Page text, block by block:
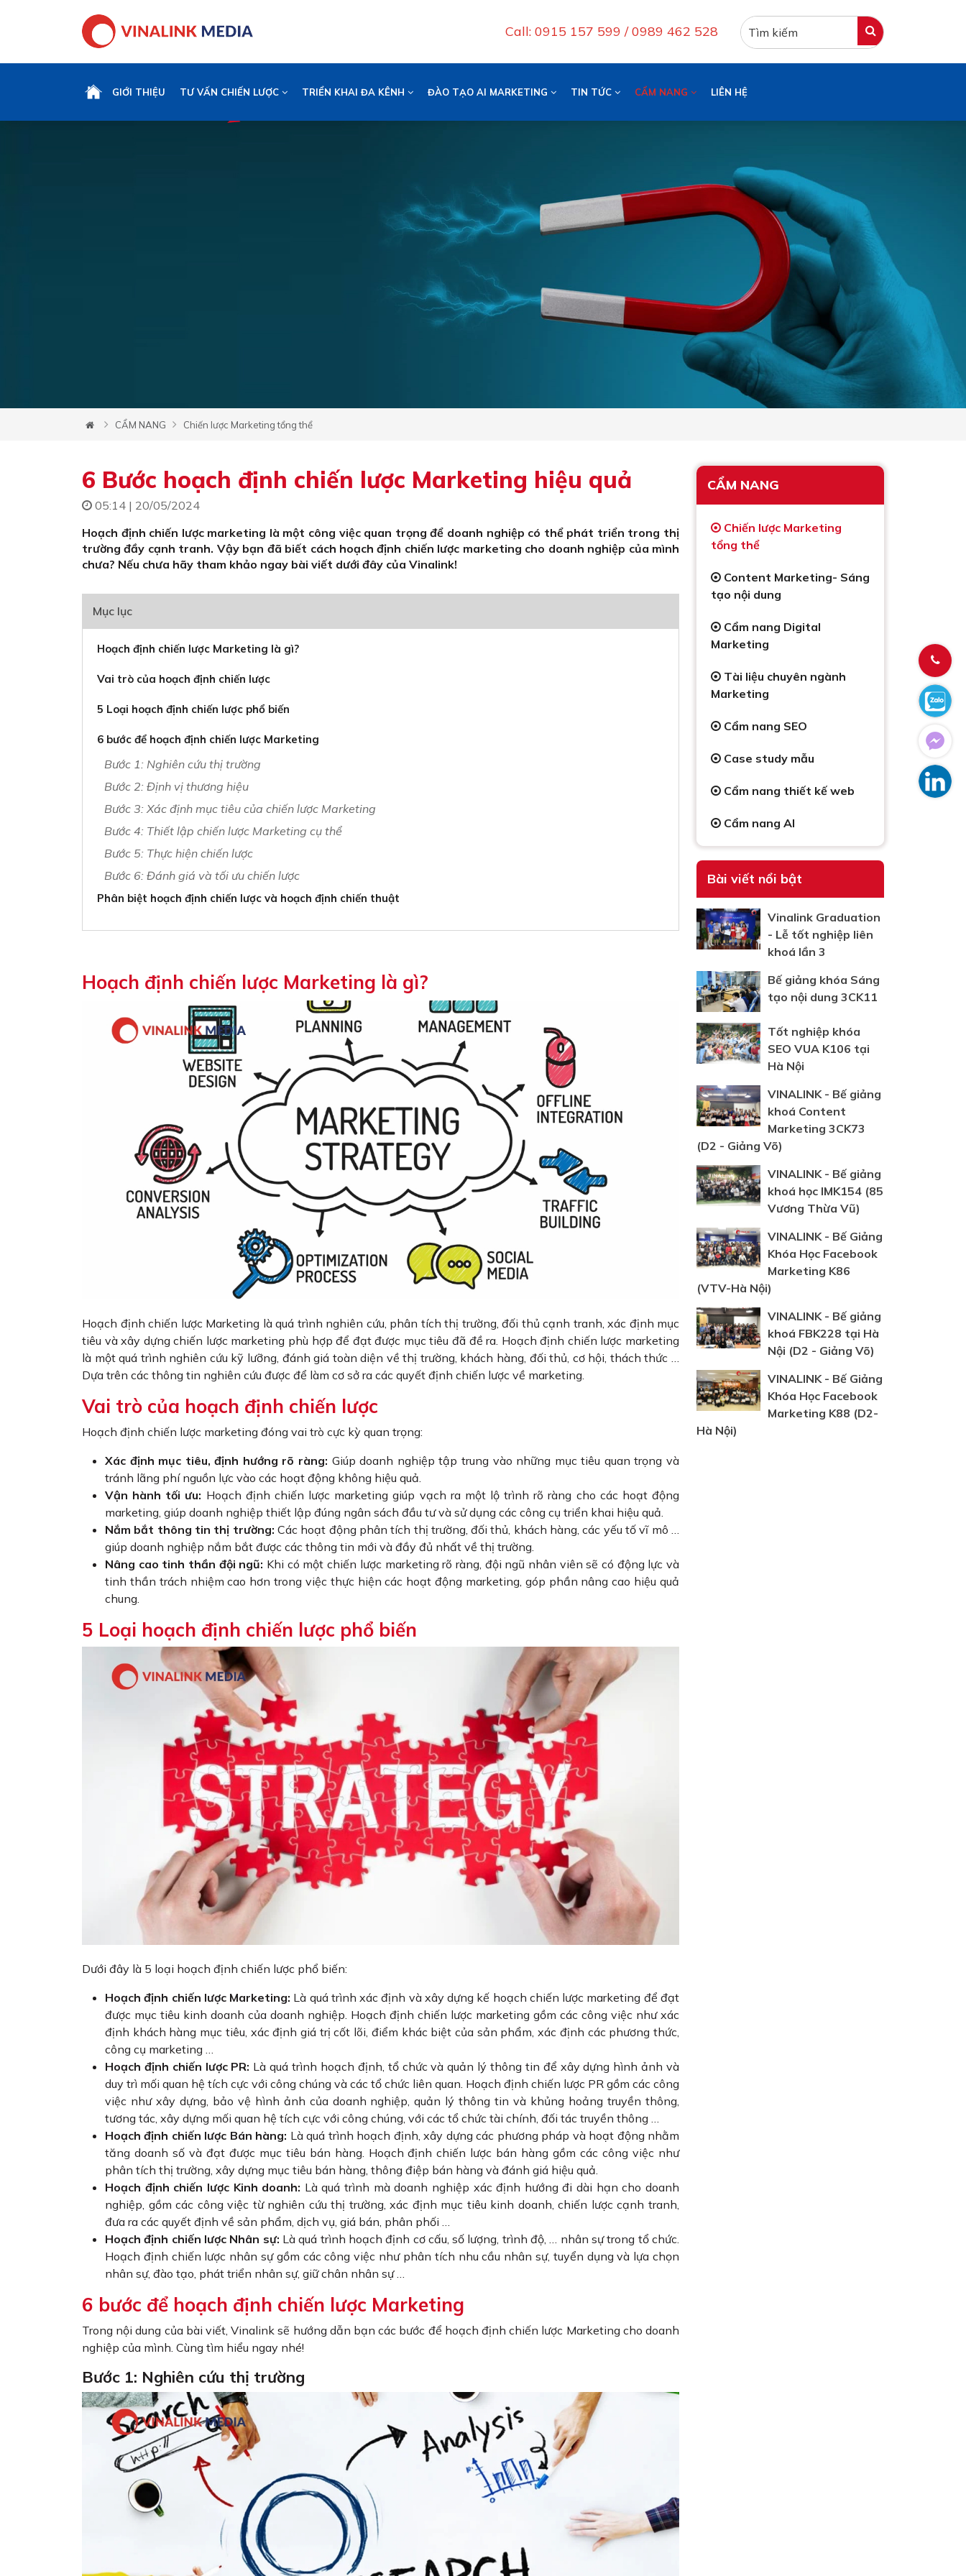
Call: 0915 157 599 / 0989 462 528
GIỚI THIỆU TƯ VẤN CHIẾN LƯỢC TRIỂN KHAI ĐA KÊNH ĐÀO TẠO AI MARKETING TIN TỨC CẨM NANG LIÊN HỆ
CẨM NANG Chiến lược Marketing tổng thể
6 Bước hoạch định chiến lược Marketing hiệu quả
05:14 | 20/05/2024
Hoạch định chiến lược marketing là một công việc quan trọng để doanh nghiệp có thể phát triển trong thị
trường đầy cạnh tranh. Vậy bạn đã biết cách hoạch định chiến lược marketing cho doanh nghiệp của mình
chưa? Nếu chưa hãy tham khảo ngay bài viết dưới đây của Vinalink!
Mục lục
Hoạch định chiến lược Marketing là gì?
Vai trò của hoạch định chiến lược
5 Loại hoạch định chiến lược phổ biến
6 bước để hoạch định chiến lược Marketing
Bước 1: Nghiên cứu thị trường
Bước 2: Định vị thương hiệu
Bước 3: Xác định mục tiêu của chiến lược Marketing
Bước 4: Thiết lập chiến lược Marketing cụ thể
Bước 5: Thực hiện chiến lược
Bước 6: Đánh giá và tối ưu chiến lược
Phân biệt hoạch định chiến lược và hoạch định chiến thuật
Hoạch định chiến lược Marketing là gì?
Hoạch định chiến lược Marketing là quá trình nghiên cứu, phân tích thị trường, đối thủ cạnh tranh, xác định mục
tiêu và xây dựng chiến lược marketing phù hợp để đạt được mục tiêu đã đề ra. Hoạch định chiến lược marketing
là một quá trình nghiên cứu kỹ lưỡng, đánh giá toàn diện về thị trường, khách hàng, đối thủ, cơ hội, thách thức …
Dựa trên các thông tin nghiên cứu được để làm cơ sở ra các quyết định chiến lược về marketing.
Vai trò của hoạch định chiến lược
Hoạch định chiến lược marketing đóng vai trò cực kỳ quan trọng:
Xác định mục tiêu, định hướng rõ ràng: Giúp doanh nghiệp tập trung vào những mục tiêu quan trọng và
tránh lãng phí nguồn lực vào các hoạt động không hiệu quả.
Vận hành tối ưu: Hoạch định chiến lược marketing giúp vạch ra một lộ trình rõ ràng cho các hoạt động
marketing, giúp doanh nghiệp thiết lập đúng ngân sách đầu tư và sử dụng các công cụ triển khai hiệu quả.
Nắm bắt thông tin thị trường: Các hoạt động phân tích thị trường, đối thủ, khách hàng, các yếu tố vĩ mô …
giúp doanh nghiệp nắm bắt được các thông tin mới và đầy đủ nhất về thị trường.
Nâng cao tinh thần đội ngũ: Khi có một chiến lược marketing rõ ràng, đội ngũ nhân viên sẽ có động lực và
tinh thần trách nhiệm cao hơn trong việc thực hiện các hoạt động marketing, góp phần nâng cao hiệu quả
chung.
5 Loại hoạch định chiến lược phổ biến
Dưới đây là 5 loại hoạch định chiến lược phổ biến:
Hoạch định chiến lược Marketing: Là quá trình xác định và xây dựng kế hoạch chiến lược marketing để đạt
được mục tiêu kinh doanh của doanh nghiệp. Hoạch định chiến lược marketing gồm các công việc như xác
định khách hàng mục tiêu, xác định giá trị cốt lõi, điểm khác biệt của sản phẩm, xác định các phương thức,
công cụ marketing …
Hoạch định chiến lược PR: Là quá trình hoạch định, tổ chức và quản lý thông tin để xây dựng hình ảnh và
duy trì mối quan hệ tích cực với công chúng và các tổ chức liên quan. Hoạch định chiến lược PR gồm các công
việc như xây dựng, bảo vệ hình ảnh của doanh nghiệp, quản lý thông tin và khủng hoảng truyền thông,
tương tác, xây dựng mối quan hệ tích cực với công chúng, với các tổ chức tài chính, đối tác truyền thông …
Hoạch định chiến lược Bán hàng: Là quá trình hoạch định, xây dựng các phương pháp và hoạt động nhằm
tăng doanh số và đạt được mục tiêu bán hàng. Hoạch định chiến lược bán hàng gồm các công việc như
phân tích thị trường, xây dựng mục tiêu bán hàng, thông điệp bán hàng và đánh giá hiệu quả.
Hoạch định chiến lược Kinh doanh: Là quá trình mà doanh nghiệp xác định hướng đi dài hạn cho doanh
nghiệp, gồm các công việc từ nghiên cứu thị trường, xác định mục tiêu kinh doanh, chiến lược cạnh tranh,
đưa ra các quyết định về sản phẩm, dịch vụ, giá bán, phân phối …
Hoạch định chiến lược Nhân sự: Là quá trình hoạch định cơ cấu, số lượng, trình độ, … nhân sự trong tổ chức.
Hoạch định chiến lược nhân sự gồm các công việc như phân tích nhu cầu nhân sự, tuyển dụng và lựa chọn
nhân sự, đào tạo, phát triển nhân sự, giữ chân nhân sự …
6 bước để hoạch định chiến lược Marketing
Trong nội dung của bài viết, Vinalink sẽ hướng dẫn bạn các bước để hoạch định chiến lược Marketing cho doanh
nghiệp của mình. Cùng tìm hiểu ngay nhé!
Bước 1: Nghiên cứu thị trường
CẨM NANG
Chiến lược Marketing
tổng thể
Content Marketing- Sáng
tạo nội dung
Cẩm nang Digital
Marketing
Tài liệu chuyên ngành
Marketing
Cẩm nang SEO
Case study mẫu
Cẩm nang thiết kế web
Cẩm nang AI
Bài viết nổi bật
Vinalink Graduation
- Lễ tốt nghiệp liên
khoá lần 3
Bế giảng khóa Sáng
tạo nội dung 3CK11
Tốt nghiệp khóa
SEO VUA K106 tại
Hà Nội
VINALINK - Bế giảng
khoá Content
Marketing 3CK73
(D2 - Giảng Võ)
VINALINK - Bế giảng
khoá học IMK154 (85
Vương Thừa Vũ)
VINALINK - Bế Giảng
Khóa Học Facebook
Marketing K86
(VTV-Hà Nội)
VINALINK - Bế giảng
khoá FBK228 tại Hà
Nội (D2 - Giảng Võ)
VINALINK - Bế Giảng
Khóa Học Facebook
Marketing K88 (D2-
Hà Nội)